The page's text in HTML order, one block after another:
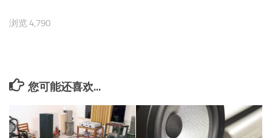
浏览 4,790
您可能还喜欢...